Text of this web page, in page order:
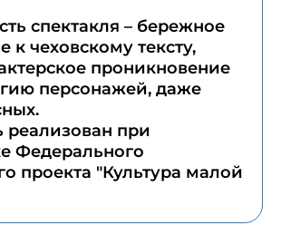
спектакля – бережное
к чеховскому тексту,
проникновение
персонажей, даже
реализован при
Федерального
проекта "Культура малой